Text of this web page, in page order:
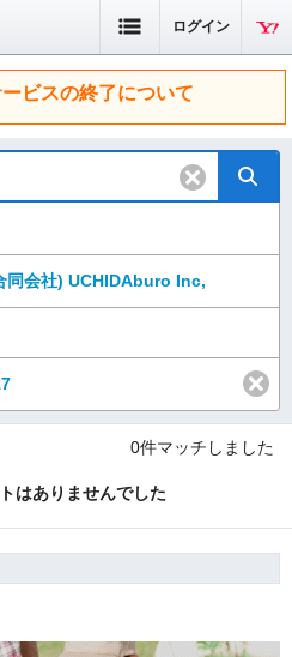
ログイン
ビスの終了について
同会社) UCHIDAburo Inc,
0件マッチしました
はありませんでした